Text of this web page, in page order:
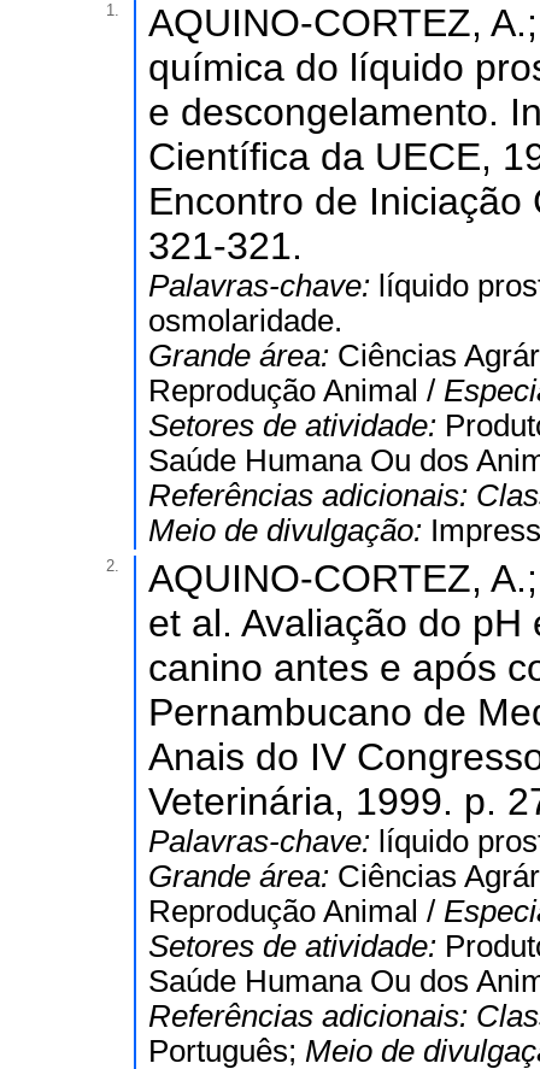
1.
AQUINO-CORTEZ,
química do líquido
e descongelamento.
Científica da UECE,
Encontro de Iniciação
321-321.
Palavras-chave: líquido
osmolaridade.
Grande área: Ciências
Reprodução Animal /
Setores de atividade:
Saúde Humana Ou dos
Referências adicionais:
Meio de divulgação:
2.
AQUINO-CORTEZ,
et al. Avaliação do
canino antes e após
Pernambucano de
Anais do IV
Veterinária, 1999. p.
Palavras-chave: líquido
Grande área: Ciências
Reprodução Animal /
Setores de atividade:
Saúde Humana Ou dos
Referências adicionais:
Português; Meio de